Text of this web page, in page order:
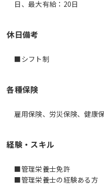
日、最大有給：20日
休日備考
■シフト制
各種保険
雇用保険、労災保険、健康
経験・スキル
■管理栄養士免許
■管理栄養士の経験ある方